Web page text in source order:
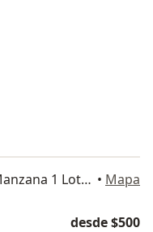
Av. Nader Supermanzana 2 Manzana 1 Lote 13 centro, Cancun • Mapa
desde $500